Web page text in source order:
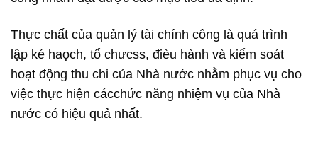
Thực chất của quản lý tài chính công là quá trình
lập ké haọch, tổ chưcss, đièu hành và kiểm soát
hoạt động thu chi của Nhà nước nhằm phục vụ cho
việc thực hiện cácchức năng nhiệm vụ của Nhà
nước có hiệu quả nhất.